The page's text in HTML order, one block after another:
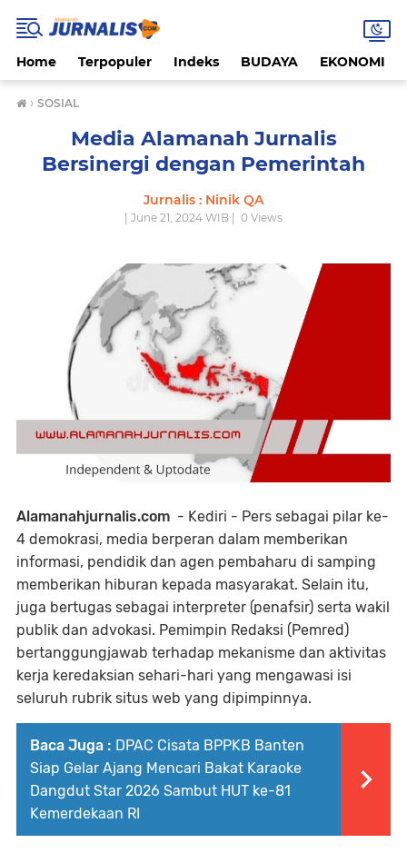
Home Terpopuler Indeks BUDAYA EKONOMI
› SOSIAL
Media Alamanah Jurnalis
Bersinergi dengan Pemerintah
Jurnalis : Ninik QA
| June 21, 2024 WIB | 0 Views
Alamanahjurnalis.com - Kediri - Pers sebagai pilar ke-
4 demokrasi, media berperan dalam memberikan
informasi, pendidik dan agen pembaharu di samping
memberikan hiburan kepada masyarakat. Selain itu,
juga bertugas sebagai interpreter (penafsir) serta wakil
publik dan advokasi. Pemimpin Redaksi (Pemred)
bertanggungjawab terhadap mekanisme dan aktivitas
kerja keredaksian sehari-hari yang mengawasi isi
seluruh rubrik situs web yang dipimpinnya.
Baca Juga : DPAC Cisata BPPKB Banten
Siap Gelar Ajang Mencari Bakat Karaoke
Dangdut Star 2026 Sambut HUT ke-81
Kemerdekaan RI